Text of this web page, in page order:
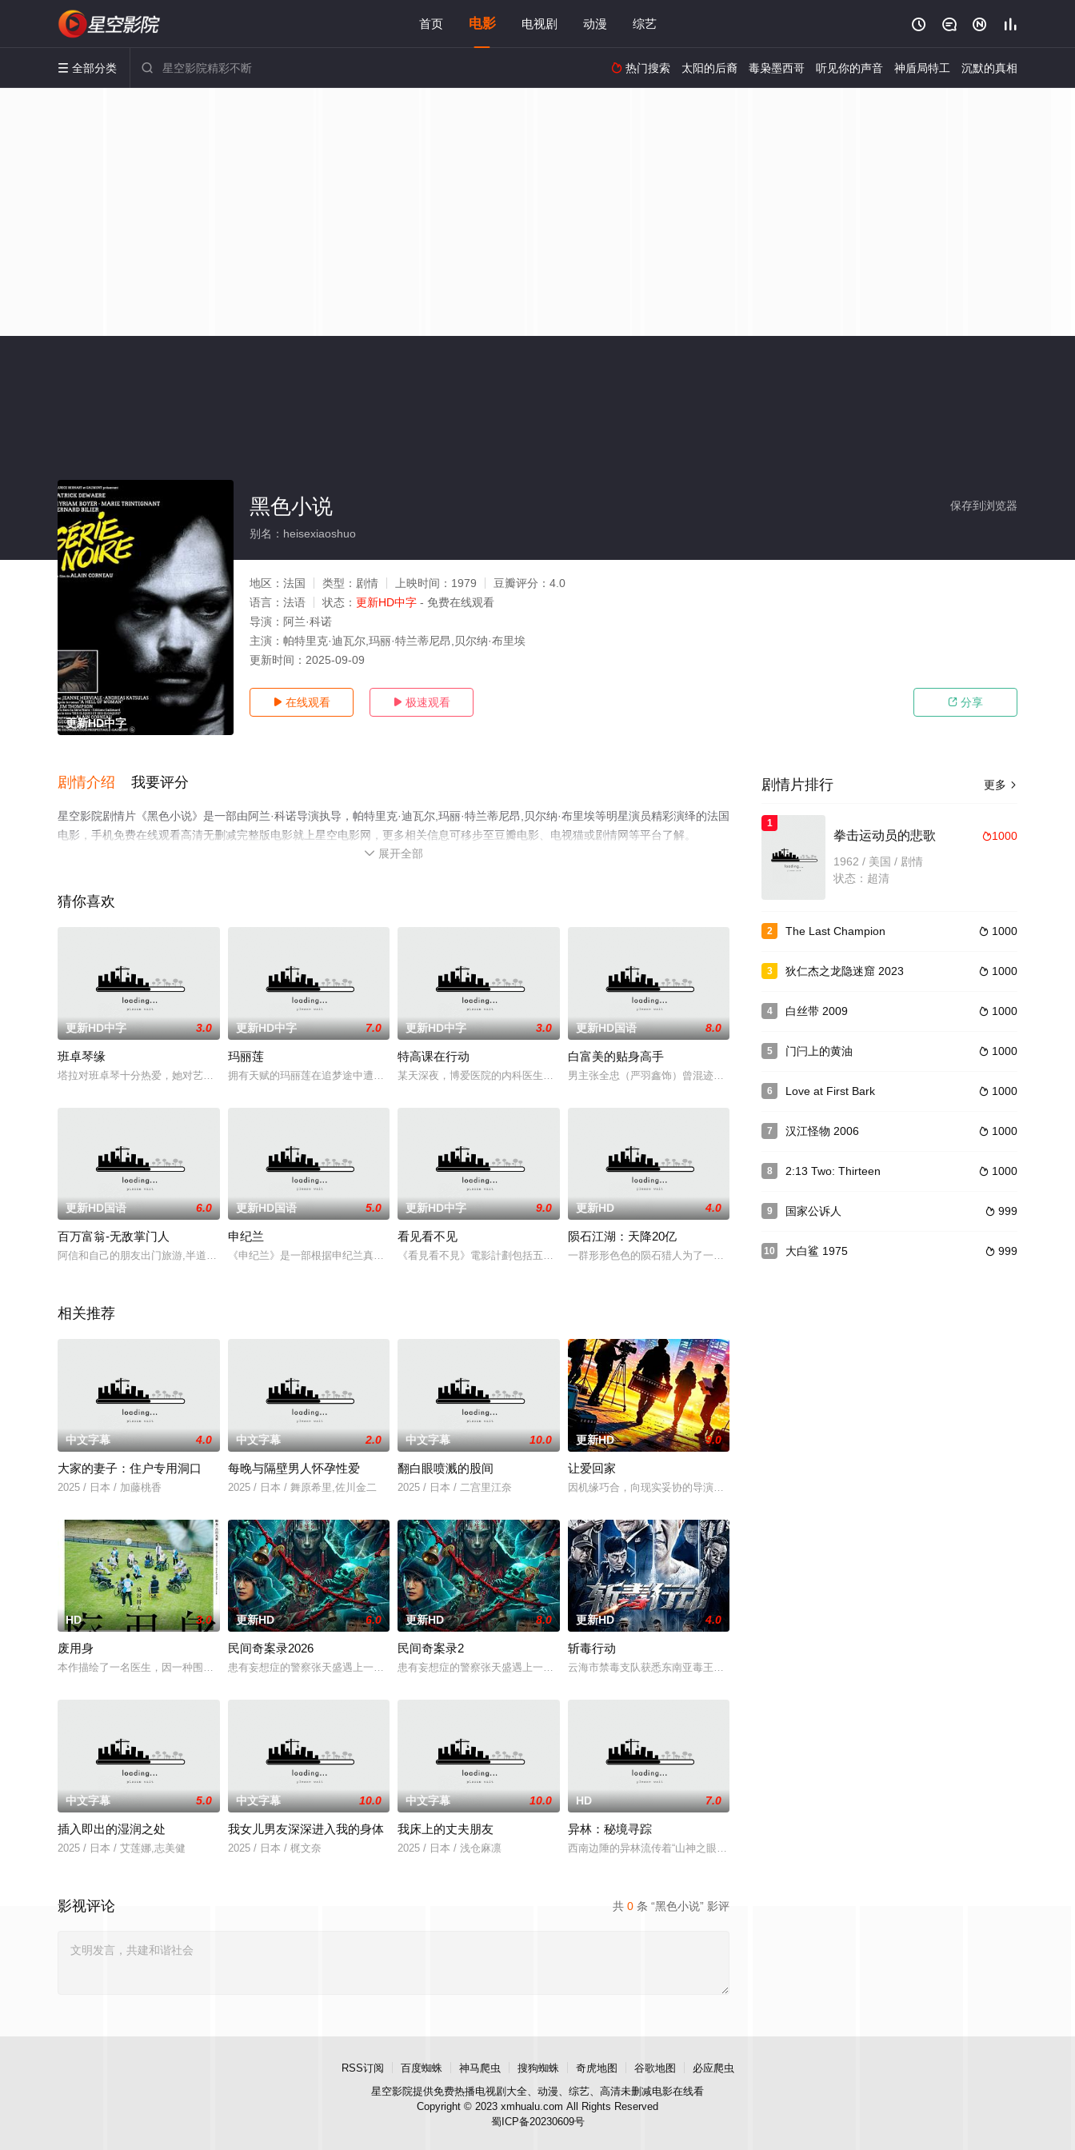
首页 电影 电视剧 动漫 综艺    
 全部分类   热门搜索 太阳的后裔 毒枭墨西哥 听见你的声音 神盾局特工 沉默的真相
更新HD中字
保存到浏览器
黑色小说
别名：heisexiaoshuo
地区： 法国 类型： 剧情 上映时间： 1979 豆瓣评分： 4.0
语言： 法语 状态： 更新HD中字 - 免费在线观看
导演： 阿兰·科诺
主演： 帕特里克·迪瓦尔,玛丽·特兰蒂尼昂,贝尔纳·布里埃
更新时间： 2025-09-09
 在线观看  极速观看  分享
剧情介绍 我要评分
星空影院剧情片《黑色小说》是一部由阿兰·科诺导演执导，帕特里克·迪瓦尔,玛丽·特兰蒂尼昂,贝尔纳·布里埃等明星演员精彩演绎的法国
电影，手机免费在线观看高清无删减完整版电影就上星空电影网，更多相关信息可移步至豆瓣电影、电视猫或剧情网等平台了解。
 展开全部
猜你喜欢
更新HD中字 3.0
班卓琴缘
塔拉对班卓琴十分热爱，她对艺术家克里斯十分看重，为此她从纽约一路来到孟买。想要把克里斯的音乐带上国际舞台，但基
更新HD中字 7.0
玛丽莲
拥有天赋的玛丽莲在追梦途中遭受了接连二三的打击，与演员生涯渐行渐远。一个偶然的机会让她决定重新振作起来，并在与
更新HD中字 3.0
特高课在行动
某天深夜，博爱医院的内科医生辛玉廷（马崇乐）和画匠老方救下一名被日本宪兵队追捕的伤员后，另一名医生周益（雷明）
更新HD国语 8.0
白富美的贴身高手
男主张全忠（严羽鑫饰）曾混迹黑道，却因给老大背锅落入监狱。出狱后浪子回头，去富豪老板公司当司机，
更新HD国语 6.0
百万富翁-无敌掌门人
阿信和自己的朋友出门旅游,半道上撞上一个人,可就是找不着那个被撞的人。到达目的地之后，他们发现车上多了一个箱子
更新HD国语 5.0
申纪兰
《申纪兰》是一部根据申纪兰真人真 事改编的故事片，剧中的主人公申纪兰是 一至十一届全国人大代表、全国著名劳 模
更新HD中字 9.0
看见看不见
《看見看不見》電影計劃包括五部短片，對資訊便利的當代人提出疑問：我們的「安全」系統真的安全嗎？我們看異族人的目
更新HD 4.0
陨石江湖：天降20亿
一群形形色色的陨石猎人为了一个想象中的巨大财富在西南横断山区上演的一场黑色荒诞的公路探险寻宝之旅
相关推荐
中文字幕 4.0
大家的妻子：住户专用洞口
2025 / 日本 / 加藤桃香
中文字幕 2.0
每晚与隔壁男人怀孕性爱
2025 / 日本 / 舞原希里,佐川金二
中文字幕 10.0
翻白眼喷溅的股间
2025 / 日本 / 二宫里江奈
更新HD 9.0
让爱回家
因机缘巧合，向现实妥协的导演朱达仁萌生拍一部《河南人在北京》电影的念头，在说服主编姚松、老乡韩战
HD 3.0
废用身
本作描绘了一名医生，因一种围绕“废用身”——因瘫痪等原因已无恢复可能的四肢——的治疗方法，而一步步踏入在追求理
更新HD 6.0
民间奇案录2026
患有妄想症的警察张天盛遇上一起离奇的神像杀人事件，勘案过程中，牵引出“婴胎报仇”，“娘娘索命”等一连串妖异事件
更新HD 8.0
民间奇案录2
患有妄想症的警察张天盛遇上一起离奇的神像杀人事件，勘案过程中，牵引出“婴胎报仇”，“娘娘索命”等一连串妖异事件
更新HD 4.0
斩毒行动
云海市禁毒支队获悉东南亚毒王廖爷将携600余公斤毒品来云交易，火速成立“斩毒行动”专案组，借调警员安迪
中文字幕 5.0
插入即出的湿润之处
2025 / 日本 / 艾莲娜,志美健
中文字幕 10.0
我女儿男友深深进入我的身体
2025 / 日本 / 梶文奈
中文字幕 10.0
我床上的丈夫朋友
2025 / 日本 / 浅仓麻凛
HD 7.0
异林：秘境寻踪
西南边陲的异林流传着“山神之眼”的恐怖传说，生物系学生苏瑶与同学进山科考，却因遭遇飓风来袭而失联。
共 0 条 “黑色小说” 影评
影视评论
更多 
剧情片排行
1
1000
拳击运动员的悲歌
1962 / 美国 / 剧情
状态：超清
2  1000
The Last Champion
3  1000
狄仁杰之龙隐迷窟 2023
4  1000
白丝带 2009
5  1000
门闩上的黄油
6  1000
Love at First Bark
7  1000
汉江怪物 2006
8  1000
2:13 Two: Thirteen
9  999
国家公诉人
10  999
大白鲨 1975
RSS订阅 百度蜘蛛 神马爬虫 搜狗蜘蛛 奇虎地图 谷歌地图
必应爬虫
星空影院提供免费热播电视剧大全、动漫、综艺、高清未删减电影在线看
Copyright © 2023 xmhualu.com All Rights Reserved
蜀ICP备20230609号